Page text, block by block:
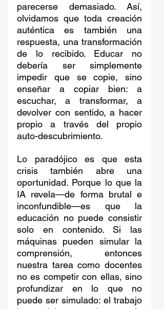
parecerse demasiado. Así,
olvidamos que toda creación
auténtica es también una
respuesta, una transformación
de lo recibido. Educar no
debería ser simplemente
impedir que se copie, sino
enseñar a copiar bien: a
escuchar, a transformar, a
devolver con sentido, a hacer
propio a través del propio
auto-descubrimiento.
Lo paradójico es que esta
crisis también abre una
oportunidad. Porque lo que la
IA revela—de forma brutal e
inconfundible—es que la
educación no puede consistir
solo en contenido. Si las
máquinas pueden simular la
comprensión, entonces
nuestra tarea como docentes
no es competir con ellas, sino
profundizar en lo que no
puede ser simulado: el trabajo